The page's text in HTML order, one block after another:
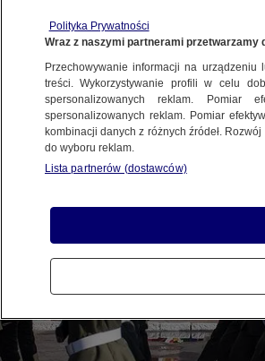
Naddniestrzu.
9.09.2015, 13:34Aktualizacja: 9.09.2015,
Udostępnij
Polityka Prywatności
Wraz z naszymi partnerami przetwarzamy
Przechowywanie informacji na
treści. Wykorzystywanie profili w celu
spersonalizowanych reklam. Pomiar
spersonalizowanych reklam. Pomiar
kombinacji danych z różnych źródeł.
do wyboru reklam.
Lista partnerów (dostawców)